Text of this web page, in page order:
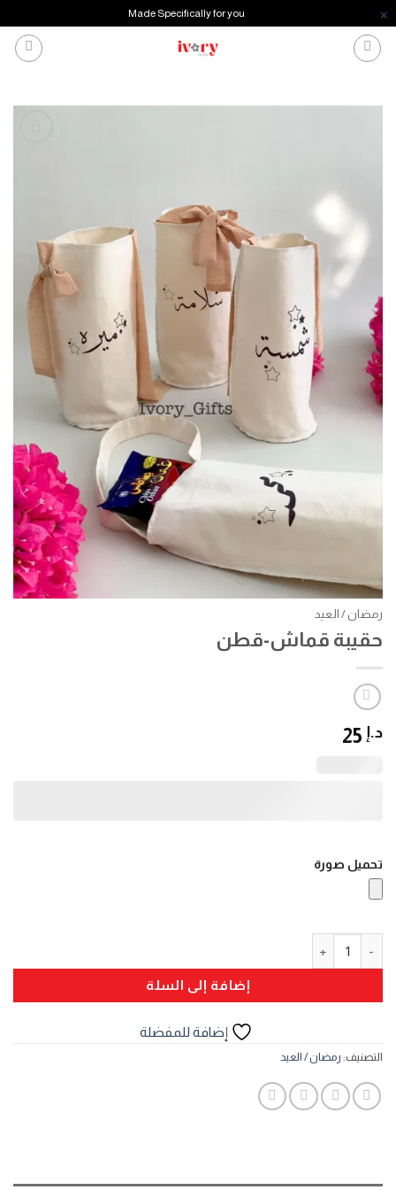
Made Specifically for you
تخطي
للمحتوى
رمضان / العيد
حقيبة قماش-قطن
د.إ
تحميل صورة
إضافة إلى السلة
إضافة للمفضلة
التصنيف: رمضان / العيد